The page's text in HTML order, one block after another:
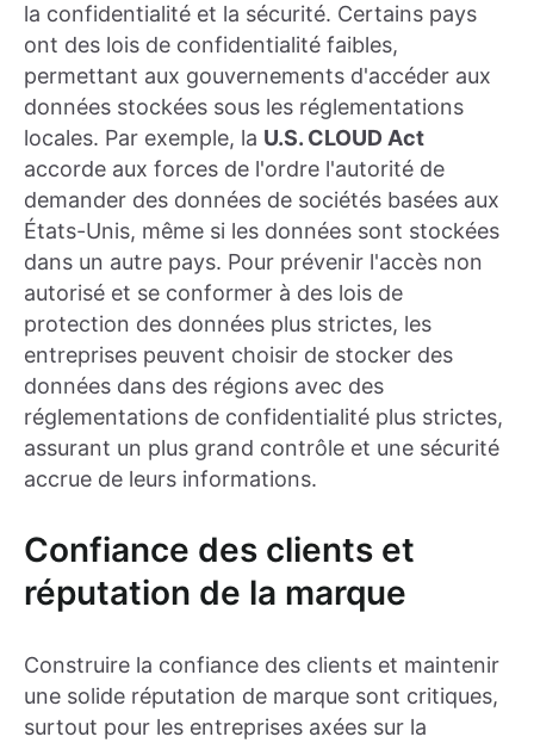
la confidentialité et la sécurité. Certains pays
ont des lois de confidentialité faibles,
permettant aux gouvernements d'accéder aux
données stockées sous les réglementations
locales. Par exemple, la U.S. CLOUD Act
accorde aux forces de l'ordre l'autorité de
demander des données de sociétés basées aux
États-Unis, même si les données sont stockées
dans un autre pays. Pour prévenir l'accès non
autorisé et se conformer à des lois de
protection des données plus strictes, les
entreprises peuvent choisir de stocker des
données dans des régions avec des
réglementations de confidentialité plus strictes,
assurant un plus grand contrôle et une sécurité
accrue de leurs informations.
Confiance des clients et
réputation de la marque
Construire la confiance des clients et maintenir
une solide réputation de marque sont critiques,
surtout pour les entreprises axées sur la